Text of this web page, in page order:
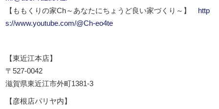
【ももくりの家Ch～あなたにちょうど良い家づくり～】
http
s://www.youtube.com/@Ch-eo4te
【東近江本店】
〒527-0042
滋賀県東近江市外町1381-3
【彦根店パリヤ内】